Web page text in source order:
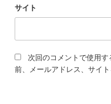
サイト
次回のコメントで使用
前、メールアドレス、サイト